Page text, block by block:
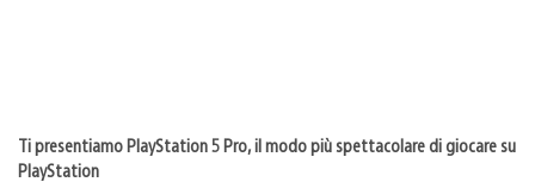
Ti presentiamo PlayStation 5 Pro, il modo più spettacolare di giocare su
PlayStation